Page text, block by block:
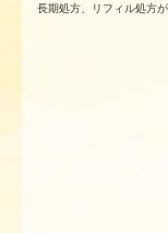
長期処方、リフィル処方